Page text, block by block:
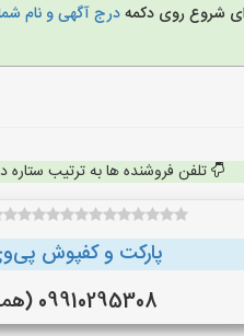
شروع روی دکمهدرج آگهی و نام
تلفن فروشنده ها به ترتیب ستاره
پارکت و کفپوش
09910295308 (همدان)